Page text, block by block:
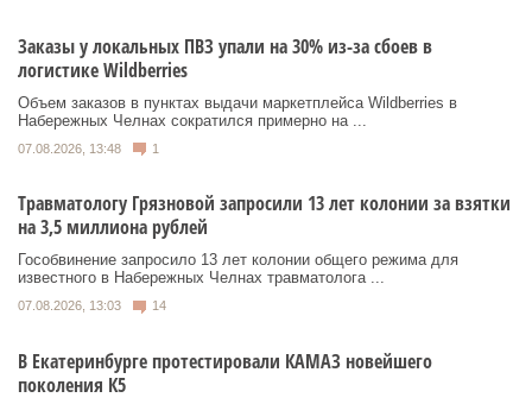
Заказы у локальных ПВЗ упали на 30% из-за сбоев в
логистике Wildberries
Объем заказов в пунктах выдачи маркетплейса Wildberries в
Набережных Челнах сократился примерно на ...
07.08.2026, 13:48 1
Травматологу Грязновой запросили 13 лет колонии за взятки
на 3,5 миллиона рублей
Гособвинение запросило 13 лет колонии общего режима для
известного в Набережных Челнах травматолога ...
07.08.2026, 13:03 14
В Екатеринбурге протестировали КАМАЗ новейшего
поколения К5